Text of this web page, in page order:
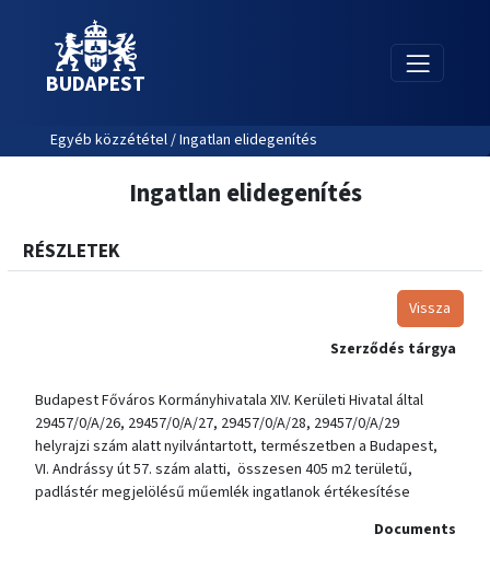
BUDAPEST
Egyéb közzététel / Ingatlan elidegenítés
Ingatlan elidegenítés
RÉSZLETEK
Vissza
Szerződés tárgya
Budapest Főváros Kormányhivatala XIV. Kerületi Hivatal által
29457/0/A/26, 29457/0/A/27, 29457/0/A/28, 29457/0/A/29
helyrajzi szám alatt nyilvántartott, természetben a Budapest,
VI. Andrássy út 57. szám alatti, összesen 405 m2 területű,
padlástér megjelölésű műemlék ingatlanok értékesítése
Documents